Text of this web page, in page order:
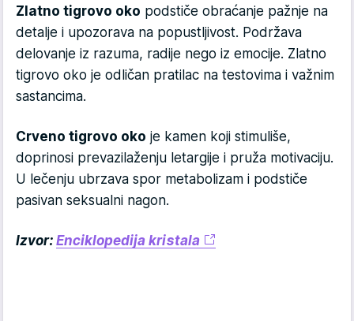
Zlatno tigrovo oko podstiče obraćanje pažnje na
detalje i upozorava na popustljivost. Podržava
delovanje iz razuma, radije nego iz emocije. Zlatno
tigrovo oko je odličan pratilac na testovima i važnim
sastancima.
Crveno tigrovo oko je kamen koji stimuliše,
doprinosi prevazilaženju letargije i pruža motivaciju.
U lečenju ubrzava spor metabolizam i podstiče
pasivan seksualni nagon.
Izvor: Enciklopedija kristala